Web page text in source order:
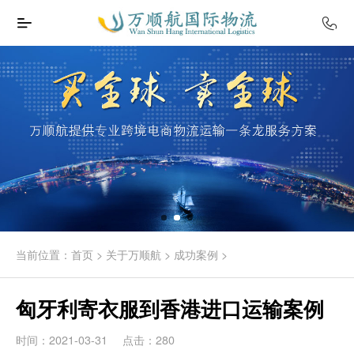
当前位置： 首页> 关于万顺航 > 成功案例 >
匈牙利寄衣服到香港进口运输案例
时间：2021-03-31 点击：280